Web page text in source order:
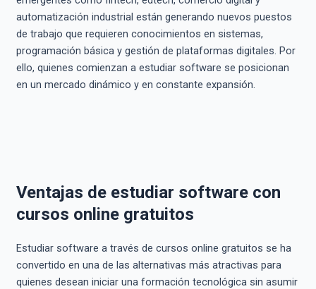
automatización industrial están generando nuevos puestos
de trabajo que requieren conocimientos en sistemas,
programación básica y gestión de plataformas digitales. Por
ello, quienes comienzan a estudiar software se posicionan
en un mercado dinámico y en constante expansión.
Ventajas de estudiar software con
cursos online gratuitos
Estudiar software a través de cursos online gratuitos se ha
convertido en una de las alternativas más atractivas para
quienes desean iniciar una formación tecnológica sin asumir